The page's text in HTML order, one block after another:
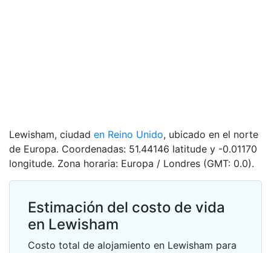
Lewisham, ciudad en Reino Unido, ubicado en el norte
de Europa. Coordenadas: 51.44146 latitude y -0.01170
longitude. Zona horaria: Europa / Londres (GMT: 0.0).
Estimación del costo de vida
en Lewisham
Costo total de alojamiento en Lewisham para